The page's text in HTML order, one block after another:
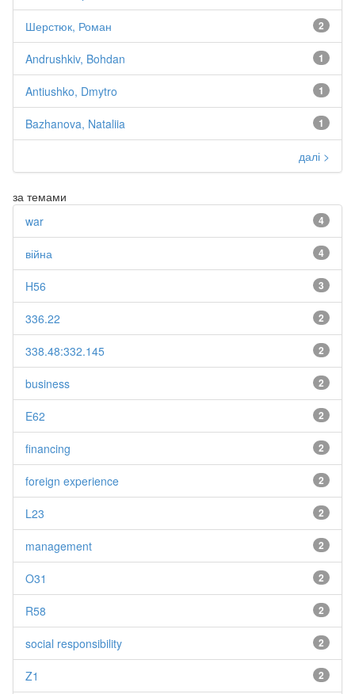
2
Шерстюк, Роман
1
Andrushkiv, Bohdan
1
Antiushko, Dmytro
1
Bazhanova, Nataliia
далі >
за темами
4
war
4
війна
3
H56
2
336.22
2
338.48:332.145
2
business
2
E62
2
financing
2
foreign experience
2
L23
2
management
2
O31
2
R58
2
social responsibility
2
Z1